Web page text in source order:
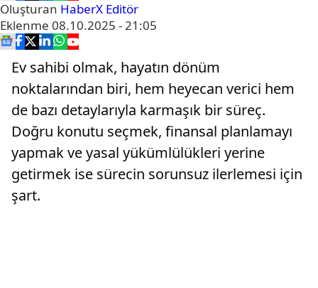
Oluşturan HaberX Editör
Eklenme 08.10.2025 - 21:05
Ev sahibi olmak, hayatın dönüm
noktalarından biri, hem heyecan verici hem
de bazı detaylarıyla karmaşık bir süreç.
Doğru konutu seçmek, finansal planlamayı
yapmak ve yasal yükümlülükleri yerine
getirmek ise sürecin sorunsuz ilerlemesi için
şart.